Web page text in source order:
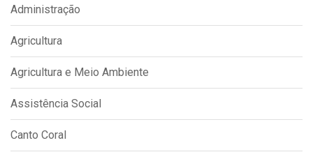
Administração
Agricultura
Agricultura e Meio Ambiente
Assistência Social
Canto Coral